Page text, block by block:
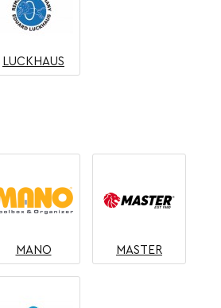
LUCKHAUS
MANO MASTER